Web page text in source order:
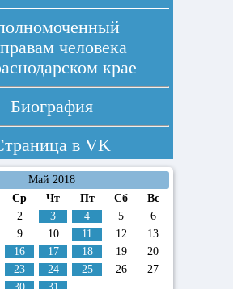
человека
крае
Биография
в VK
Май 2018
Ср Чт Пт Сб
Вс
2 3 4 5
6
9 10 11 12
13
16 17 18 19
20
23 24 25 26
27